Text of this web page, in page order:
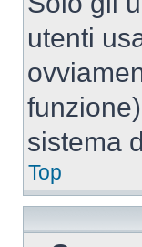
utenti
sistema
Top